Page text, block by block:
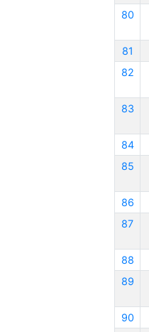
80
81
82
83
84
85
86
87
88
89
90